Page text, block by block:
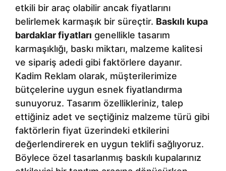
etkili bir araç olabilir ancak fiyatlarını
belirlemek karmaşık bir süreçtir. Baskılı kupa
bardaklar fiyatları genellikle tasarım
karmaşıklığı, baskı miktarı, malzeme kalitesi
ve sipariş adedi gibi faktörlere dayanır.
Kadim Reklam olarak, müşterilerimize
bütçelerine uygun esnek fiyatlandırma
sunuyoruz. Tasarım özellikleriniz, talep
ettiğiniz adet ve seçtiğiniz malzeme türü gibi
faktörlerin fiyat üzerindeki etkilerini
değerlendirerek en uygun teklifi sağlıyoruz.
Böylece özel tasarlanmış baskılı kupalarınız